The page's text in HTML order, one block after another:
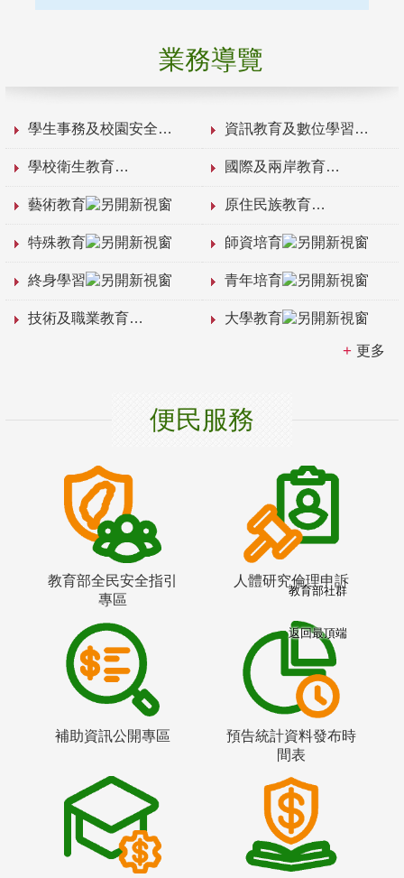
業務導覽
學生事務及校園安全 資訊教育及數位學習
學校衛生教育 國際及兩岸教育
藝術教育 原住民族教育
特殊教育 師資培育
終身學習 青年培育
技術及職業教育 大學教育
更多
便民服務
教育部全民安全指引
專區
人體研究倫理申訴
補助資訊公開專區
預告統計資料發布時
間表
教育部社群
返回最頂端